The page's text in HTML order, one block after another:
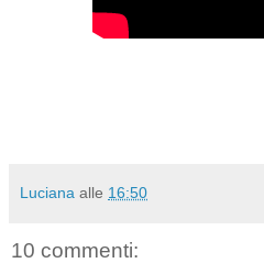
Luciana alle 16:50
10 commenti: